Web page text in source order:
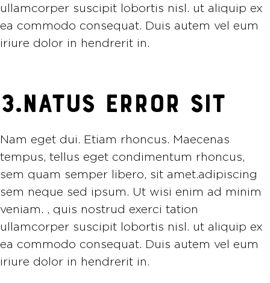
ullamcorper suscipit lobortis nisl. ut aliquip ex
ea commodo consequat. Duis autem vel eum
iriure dolor in hendrerit in.
3.NATUS ERROR SIT
Nam eget dui. Etiam rhoncus. Maecenas
tempus, tellus eget condimentum rhoncus,
sem quam semper libero, sit amet.adipiscing
sem neque sed ipsum. Ut wisi enim ad minim
veniam. , quis nostrud exerci tation
ullamcorper suscipit lobortis nisl. ut aliquip ex
ea commodo consequat. Duis autem vel eum
iriure dolor in hendrerit in.